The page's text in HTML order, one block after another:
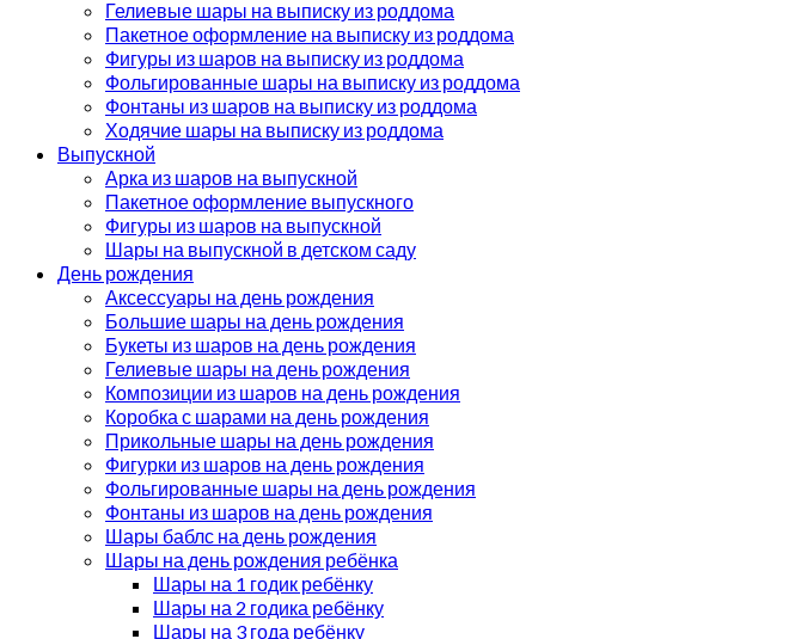
Гелиевые шары на выписку из роддома
Пакетное оформление на выписку из роддома
Фигуры из шаров на выписку из роддома
Фольгированные шары на выписку из роддома
Фонтаны из шаров на выписку из роддома
Ходячие шары на выписку из роддома
Выпускной
Арка из шаров на выпускной
Пакетное оформление выпускного
Фигуры из шаров на выпускной
Шары на выпускной в детском саду
День рождения
Аксессуары на день рождения
Большие шары на день рождения
Букеты из шаров на день рождения
Гелиевые шары на день рождения
Композиции из шаров на день рождения
Коробка с шарами на день рождения
Прикольные шары на день рождения
Фигурки из шаров на день рождения
Фольгированные шары на день рождения
Фонтаны из шаров на день рождения
Шары баблс на день рождения
Шары на день рождения ребёнка
Шары на 1 годик ребёнку
Шары на 2 годика ребёнку
Шары на 3 года ребёнку